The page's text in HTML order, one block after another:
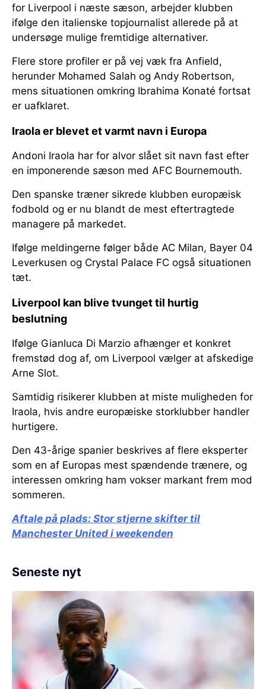
for Liverpool i næste sæson, arbejder klubben
ifølge den italienske topjournalist allerede på at
undersøge mulige fremtidige alternativer.
Flere store profiler er på vej væk fra Anfield,
herunder Mohamed Salah og Andy Robertson,
mens situationen omkring Ibrahima Konaté fortsat
er uafklaret.
Iraola er blevet et varmt navn i Europa
Andoni Iraola har for alvor slået sit navn fast efter
en imponerende sæson med AFC Bournemouth.
Den spanske træner sikrede klubben europæisk
fodbold og er nu blandt de mest eftertragtede
managere på markedet.
Ifølge meldingerne følger både AC Milan, Bayer 04
Leverkusen og Crystal Palace FC også situationen
tæt.
Liverpool kan blive tvunget til hurtig
beslutning
Ifølge Gianluca Di Marzio afhænger et konkret
fremstød dog af, om Liverpool vælger at afskedige
Arne Slot.
Samtidig risikerer klubben at miste muligheden for
Iraola, hvis andre europæiske storklubber handler
hurtigere.
Den 43-årige spanier beskrives af flere eksperter
som en af Europas mest spændende trænere, og
interessen omkring ham vokser markant frem mod
sommeren.
Aftale på plads: Stor stjerne skifter til
Manchester United i weekenden
Seneste nyt